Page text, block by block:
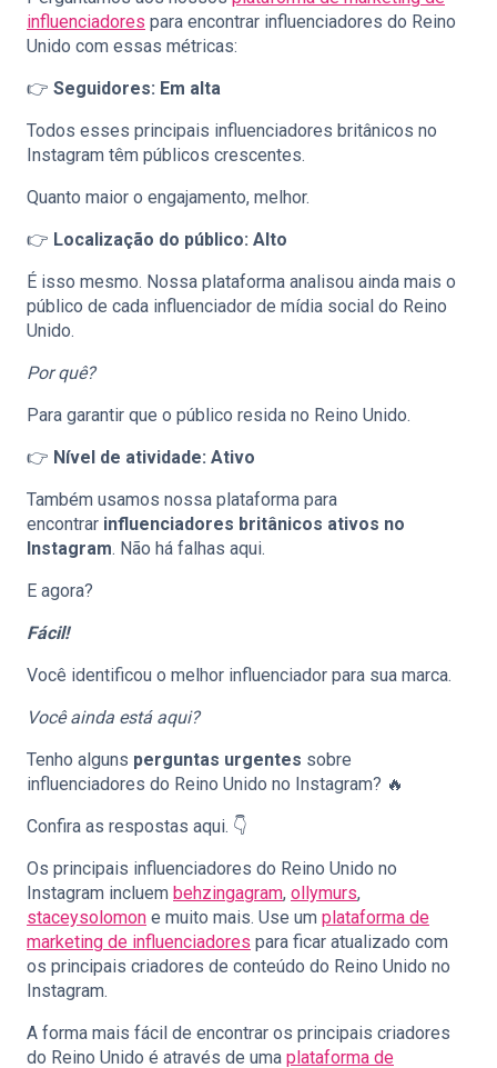
influenciadores para encontrar influenciadores do Reino
Unido com essas métricas:
👉 Seguidores: Em alta
Todos esses principais influenciadores britânicos no
Instagram têm públicos crescentes.
Quanto maior o engajamento, melhor.
👉 Localização do público: Alto
É isso mesmo. Nossa plataforma analisou ainda mais o
público de cada influenciador de mídia social do Reino
Unido.
Por quê?
Para garantir que o público resida no Reino Unido.
👉 Nível de atividade: Ativo
Também usamos nossa plataforma para
encontrar influenciadores britânicos ativos no
Instagram. Não há falhas aqui.
E agora?
Fácil!
Você identificou o melhor influenciador para sua marca.
Você ainda está aqui?
Tenho alguns perguntas urgentes sobre
influenciadores do Reino Unido no Instagram? 🔥
Confira as respostas aqui. 👇
Os principais influenciadores do Reino Unido no
Instagram incluem behzingagram, ollymurs,
staceysolomon e muito mais. Use um plataforma de
marketing de influenciadores para ficar atualizado com
os principais criadores de conteúdo do Reino Unido no
Instagram.
A forma mais fácil de encontrar os principais criadores
do Reino Unido é através de uma plataforma de